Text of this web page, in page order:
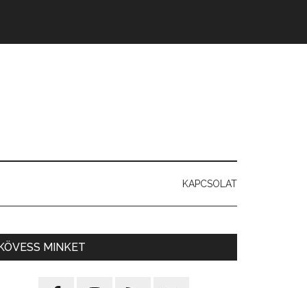
KAPCSOLAT
MINKET